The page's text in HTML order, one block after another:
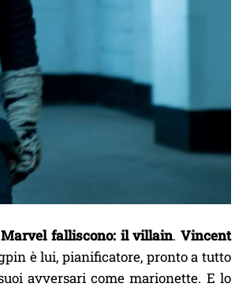
falliscono: il villain.Vincent
è lui, pianificatore, pronto a tutto
avversari come marionette. E lo